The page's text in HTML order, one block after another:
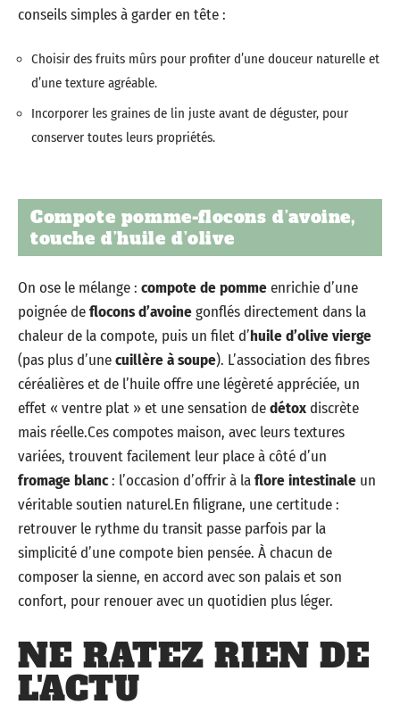
conseils simples à garder en tête :
Choisir des fruits mûrs pour profiter d’une douceur naturelle et
d’une texture agréable.
Incorporer les graines de lin juste avant de déguster, pour
conserver toutes leurs propriétés.
Compote pomme-flocons d’avoine,
touche d’huile d’olive
On ose le mélange : compote de pommeenrichie d’une
poignée deflocons d’avoinegonflés directement dans la
chaleur de la compote, puis un filet d’huile d’olive vierge
(pas plus d’unecuillère à soupe). L’association des fibres
céréalières et de l’huile offre une légèreté appréciée, un
effet « ventre plat » et une sensation dedétoxdiscrète
mais réelle.Ces compotes maison, avec leurs textures
variées, trouvent facilement leur place à côté d’un
fromage blanc: l’occasion d’offrir à laflore intestinale un
véritable soutien naturel.En filigrane, une certitude :
retrouver le rythme du transit passe parfois par la
simplicité d’une compote bien pensée. À chacun de
composer la sienne, en accord avec son palais et son
confort, pour renouer avec un quotidien plus léger.
NE RATEZ RIEN DE
L'ACTU